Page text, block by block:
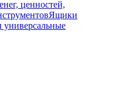
ценностей,
Ящики